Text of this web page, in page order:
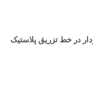
در خط تزریق پلاستیک